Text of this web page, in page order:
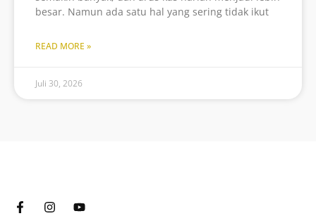
besar. Namun ada satu hal yang sering tidak ikut
READ MORE »
Juli 30, 2026